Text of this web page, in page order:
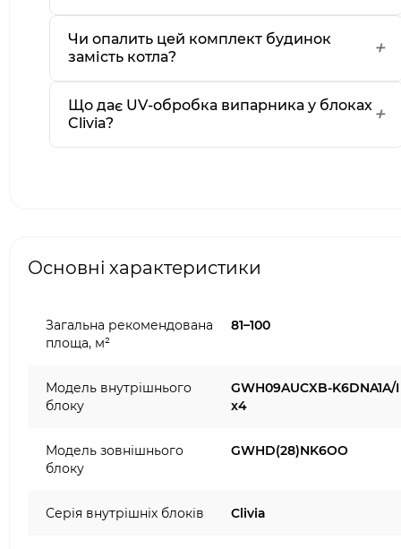
Чи опалить цей комплект будинок
замість котла?
Що дає UV-обробка випарника у блоках
Clivia?
Основні характеристики
Загальна рекомендована
площа, м²
81–100
Модель внутрішнього
блоку
GWH09AUCXB-K6DNA1A/I
x4
Модель зовнішнього
блоку
GWHD(28)NK6OO
Серія внутрішніх блоків Clivia